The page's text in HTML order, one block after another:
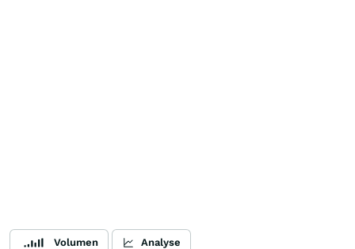
Volumen Analyse